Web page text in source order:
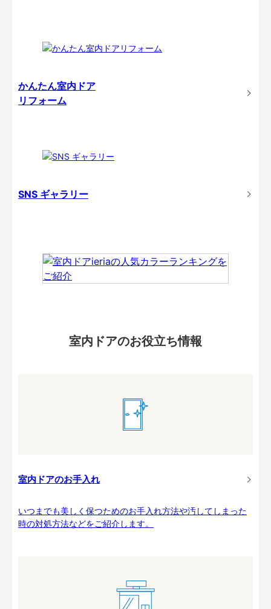
かんたん室内ドア
リフォーム
SNS ギャラリー
室内ドアのお役立ち情報
室内ドアのお手入れ
いつまでも美しく保つためのお手入れ方法や汚してしまった
時の対処方法などをご紹介します。